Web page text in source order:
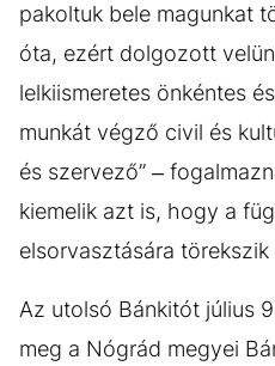
pakoltuk bele magunkat
óta, ezért dolgozott
lelkiismeretes önkéntes
munkát végző civil és
és szervező” –
kiemelik azt is, hogy a
elsorvasztására
Az utolsó Bánkitót július
meg a Nógrád megyei